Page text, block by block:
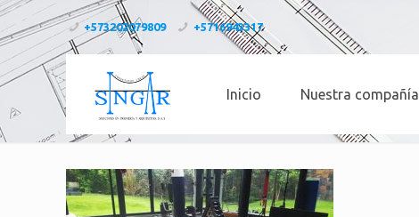
+573202079809 +5716943317
Inicio Nuestra compañía